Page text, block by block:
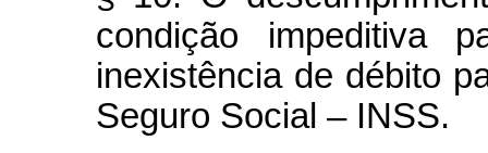
condição impeditiva
inexistência de débito
Seguro Social – INSS.